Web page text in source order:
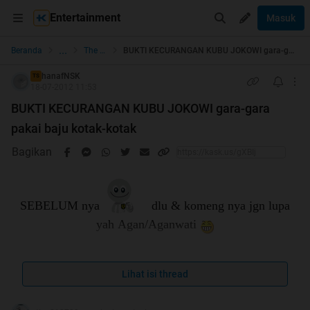
Entertainment Masuk
Beranda ... The Lounge
TS
hanafNSK
BUKTI KECURANGAN KUBU JOKOWI gara-gara
pakai baju kotak-kotak
Bagikan
SEBELUM nya
dlu & komeng nya jgn lupa
yah Agan/Aganwati
DI BACA DULU BARU DI KOMENG
Lihat isi thread